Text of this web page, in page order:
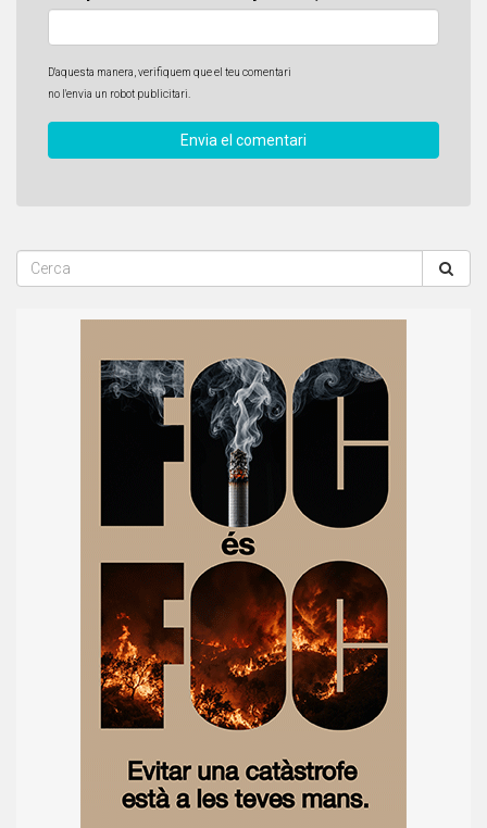
D'aquesta manera, verifiquem que el teu comentari
no l'envia un robot publicitari.